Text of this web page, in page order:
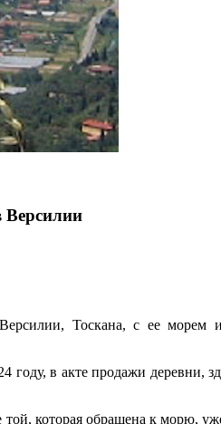
Версилии
Тоскана, с ее морем
в акте продажи деревни,
той, которая обращена к